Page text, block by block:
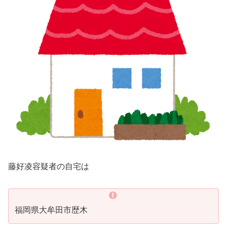
藤好凌容疑者の自宅は
福岡県大牟田市歴木